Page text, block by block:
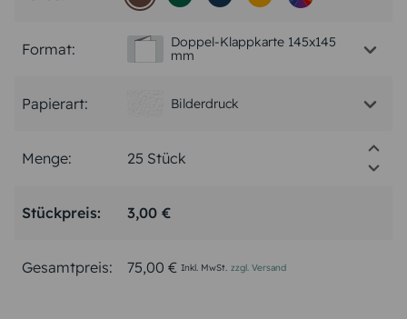
Format:
Doppel-Klappkarte 145x145
mm
Papierart: Bilderdruck
Menge:
Stückpreis: 3,00 €
Gesamtpreis: 75,00 € Inkl. MwSt. zzgl. Versand